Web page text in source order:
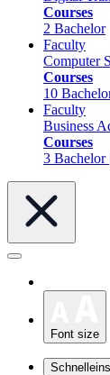
Courses
2 Bachelor
Faculty
Computer
Courses
10
Faculty
Business
Courses
3 Bachelor
Font size